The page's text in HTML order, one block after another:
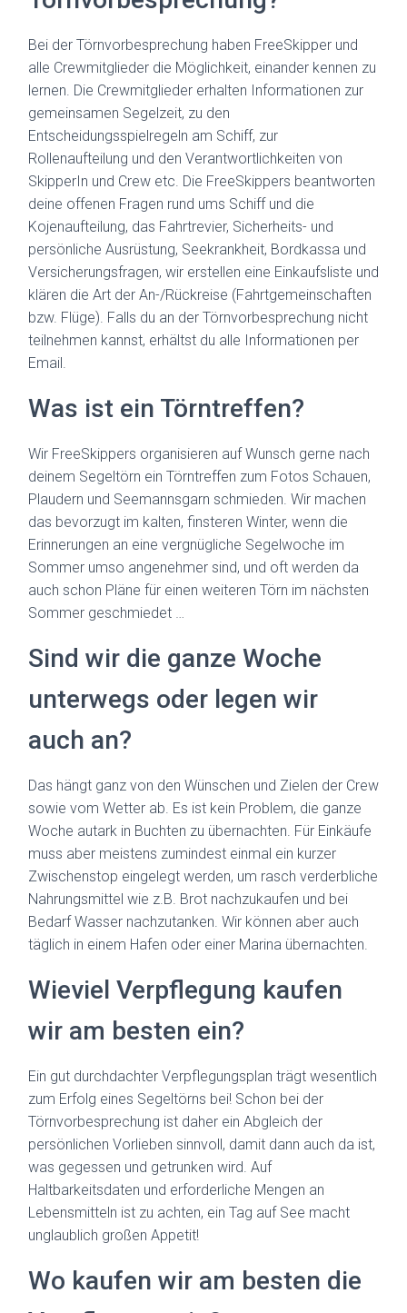
Bei der Törnvorbesprechung haben FreeSkipper und
alle Crewmitglieder die Möglichkeit, einander kennen zu
lernen. Die Crewmitglieder erhalten Informationen zur
gemeinsamen Segelzeit, zu den
Entscheidungsspielregeln am Schiff, zur
Rollenaufteilung und den Verantwortlichkeiten von
SkipperIn und Crew etc. Die FreeSkippers beantworten
deine offenen Fragen rund ums Schiff und die
Kojenaufteilung, das Fahrtrevier, Sicherheits- und
persönliche Ausrüstung, Seekrankheit, Bordkassa und
Versicherungsfragen, wir erstellen eine Einkaufsliste und
klären die Art der An-/Rückreise (Fahrtgemeinschaften
bzw. Flüge). Falls du an der Törnvorbesprechung nicht
teilnehmen kannst, erhältst du alle Informationen per
Email.
Was ist ein Törntreffen?
Wir FreeSkippers organisieren auf Wunsch gerne nach
deinem Segeltörn ein Törntreffen zum Fotos Schauen,
Plaudern und Seemannsgarn schmieden. Wir machen
das bevorzugt im kalten, finsteren Winter, wenn die
Erinnerungen an eine vergnügliche Segelwoche im
Sommer umso angenehmer sind, und oft werden da
auch schon Pläne für einen weiteren Törn im nächsten
Sommer geschmiedet …
Sind wir die ganze Woche
unterwegs oder legen wir
auch an?
Das hängt ganz von den Wünschen und Zielen der Crew
sowie vom Wetter ab. Es ist kein Problem, die ganze
Woche autark in Buchten zu übernachten. Für Einkäufe
muss aber meistens zumindest einmal ein kurzer
Zwischenstop eingelegt werden, um rasch verderbliche
Nahrungsmittel wie z.B. Brot nachzukaufen und bei
Bedarf Wasser nachzutanken. Wir können aber auch
täglich in einem Hafen oder einer Marina übernachten.
Wieviel Verpflegung kaufen
wir am besten ein?
Ein gut durchdachter Verpflegungsplan trägt wesentlich
zum Erfolg eines Segeltörns bei! Schon bei der
Törnvorbesprechung ist daher ein Abgleich der
persönlichen Vorlieben sinnvoll, damit dann auch da ist,
was gegessen und getrunken wird. Auf
Haltbarkeitsdaten und erforderliche Mengen an
Lebensmitteln ist zu achten, ein Tag auf See macht
unglaublich großen Appetit!
Wo kaufen wir am besten die